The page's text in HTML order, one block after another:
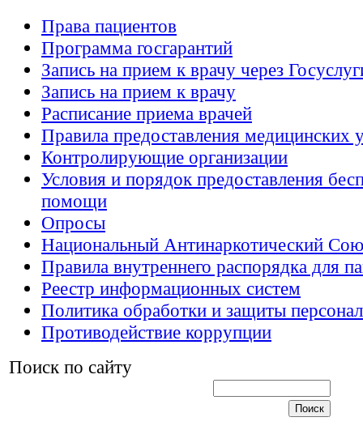
Права пациентов
Программа госгарантий
Запись на прием к врачу через
Запись на прием к врачу
Расписание приема врачей
Правила предоставления медицинских
Контролирующие организации
Условия и порядок предоставления
помощи
Опросы
Национальный Антинаркотический
Правила внутреннего распорядка для
Реестр информационных систем
Политика обработки и защиты
Противодействие коррупции
Поиск по сайту